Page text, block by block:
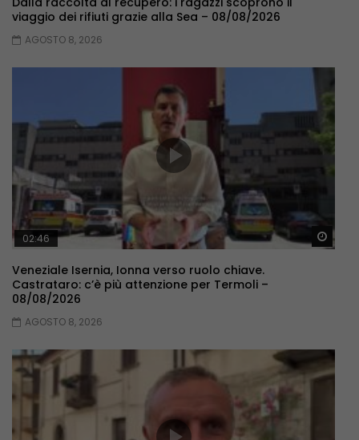
viaggio dei rifiuti grazie alla Sea – 08/08/2026
AGOSTO 8, 2026
02:46
Veneziale Isernia, Ionna verso ruolo chiave.
Castrataro: c’è più attenzione per Termoli –
08/08/2026
AGOSTO 8, 2026